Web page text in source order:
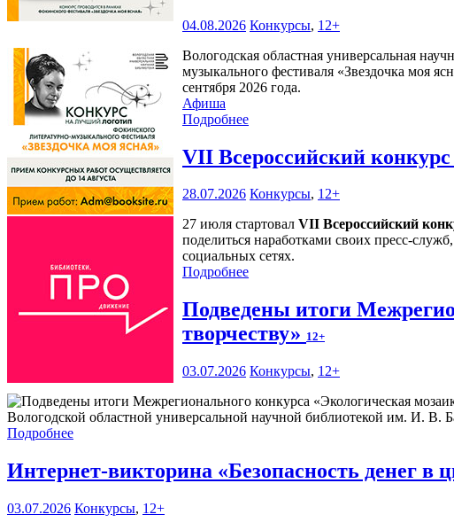
04.08.2026 Конкурсы, 12+
Вологодская областная универсальная
музыкального фестиваля «Звездочка моя
сентября 2026 года.
Афиша
Подробнее
VII Всероссийский
28.07.2026 Конкурсы, 12+
27 июля стартовал VII Всероссийский
поделиться наработками своих пресс-
социальных сетях.
Подробнее
Подведены итоги
творчеству» 12+
03.07.2026 Конкурсы, 12+
Вологодской областной универсальной научной библиотекой им. И. В.
Подробнее
Интернет-викторина «Безопасность денег в
03.07.2026 Конкурсы, 12+